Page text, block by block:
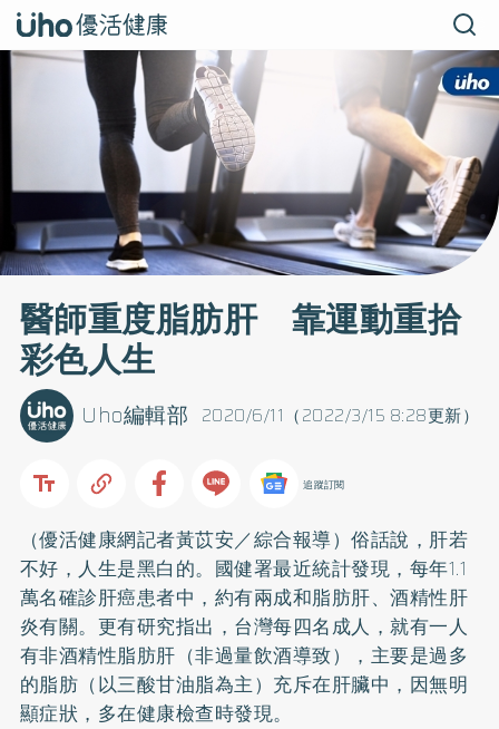
醫師重度脂肪肝 靠運動重拾
彩色人生
2020/6/11（2022/3/15 8:28更新）
Uho編輯部
追蹤訂閱
（優活健康網記者黃苡安／綜合報導）俗話說，肝若
不好，人生是黑白的。國健署最近統計發現，每年1.1
萬名確診肝癌患者中，約有兩成和脂肪肝、酒精性肝
炎有關。更有研究指出，台灣每四名成人，就有一人
有非酒精性脂肪肝（非過量飲酒導致），主要是過多
的脂肪（以三酸甘油脂為主）充斥在肝臟中，因無明
顯症狀，多在健康檢查時發現。